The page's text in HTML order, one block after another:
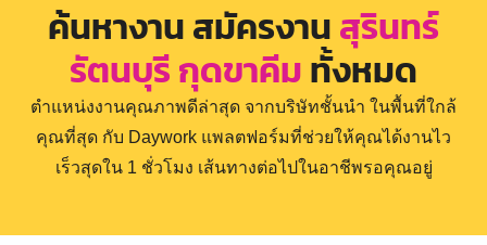
ค้นหางาน สมัครงานสุรินทร์
รัตนบุรี กุดขาคีมทั้งหมด
ตำแหน่งงานคุณภาพดีล่าสุด จากบริษัทชั้นนำ ในพื้นที่ใกล้
คุณที่สุด กับ Daywork แพลตฟอร์มที่ช่วยให้คุณได้งานไว
เร็วสุดใน 1 ชั่วโมง เส้นทางต่อไปในอาชีพรอคุณอยู่